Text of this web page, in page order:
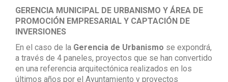
GERENCIA MUNICIPAL DE URBANISMO Y ÁREA DE
PROMOCIÓN EMPRESARIAL Y CAPTACIÓN DE
INVERSIONES
En el caso de la Gerencia de Urbanismo se expondrá,
a través de 4 paneles, proyectos que se han convertido
en una referencia arquitectónica realizados en los
últimos años por el Ayuntamiento y proyectos